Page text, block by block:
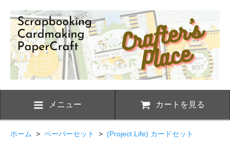
メニュー カートを見る
ホーム > ペーパーセット > (Project Life) カードセット